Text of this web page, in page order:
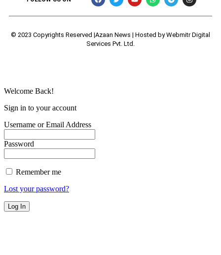
© 2023 Copyrights Reserved |Azaan News | Hosted byWebmitr Digital
Services Pvt. Ltd.
Welcome Back!
Sign in to your account
Username or Email Address
Password
Remember me
Lost your password?